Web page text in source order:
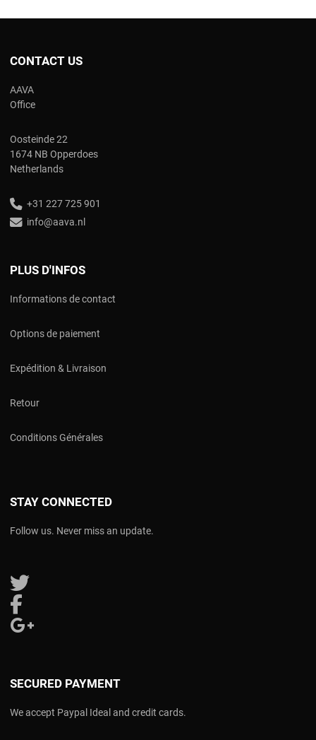
CONTACT US
AAVA
Office
Oosteinde 22
1674 NB Opperdoes
Netherlands
+31 227 725 901
info@aava.nl
PLUS D'INFOS
Informations de contact
Options de paiement
Expédition & Livraison
Retour
Conditions Générales
STAY CONNECTED
Follow us. Never miss an update.
Follow us on Twitter
SECURED PAYMENT
We accept Paypal Ideal and credit cards.